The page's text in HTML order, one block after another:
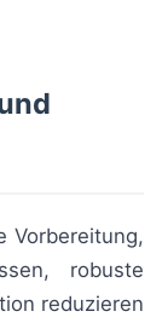
Vorbereitung,
robuste
reduzieren